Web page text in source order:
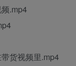
.mp4
货视频里.mp4